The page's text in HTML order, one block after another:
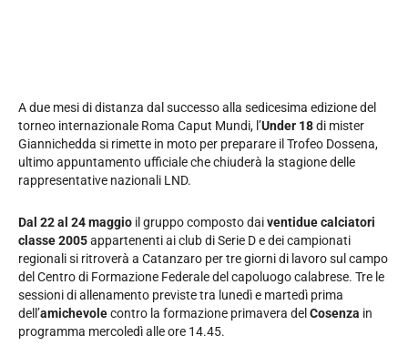
A due mesi di distanza dal successo alla sedicesima edizione del
torneo internazionale Roma Caput Mundi, l’Under 18di mister
Giannichedda si rimette in moto per preparare il Trofeo Dossena,
ultimo appuntamento ufficiale che chiuderà la stagione delle
rappresentative nazionali LND.
Dal 22 al 24 maggio il gruppo composto daiventidue calciatori
classe 2005appartenenti ai club di Serie D e dei campionati
regionali si ritroverà a Catanzaro per tre giorni di lavoro sul campo
del Centro di Formazione Federale del capoluogo calabrese. Tre le
sessioni di allenamento previste tra lunedì e martedì prima
dell’amichevolecontro la formazione primavera delCosenza in
programma mercoledì alle ore 14.45.